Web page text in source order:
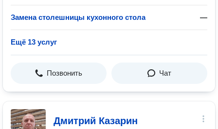
Замена столешницы кухонного стола —
Ещё 13 услуг
Позвонить Чат
Дмитрий Казарин